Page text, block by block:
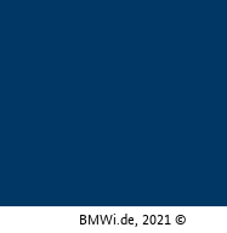
BMWi.de, 2021 ©